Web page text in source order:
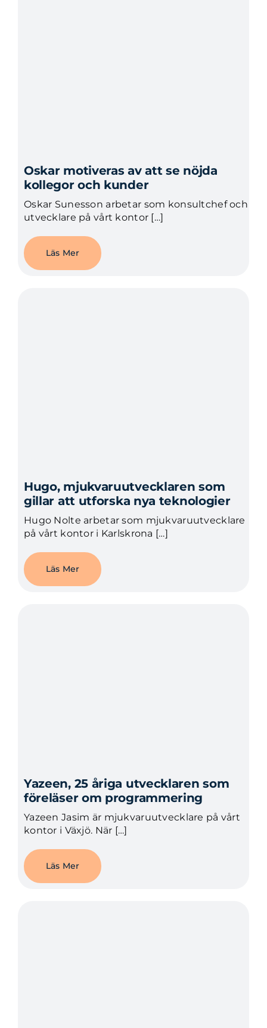
Oskar motiveras av att se nöjda
kollegor och kunder
Oskar Sunesson arbetar som konsultchef och
utvecklare på vårt kontor […]
Läs Mer
Hugo, mjukvaruutvecklaren som
gillar att utforska nya teknologier
Hugo Nolte arbetar som mjukvaruutvecklare
på vårt kontor i Karlskrona […]
Läs Mer
Yazeen, 25 åriga utvecklaren som
föreläser om programmering
Yazeen Jasim är mjukvaruutvecklare på vårt
kontor i Växjö. När […]
Läs Mer